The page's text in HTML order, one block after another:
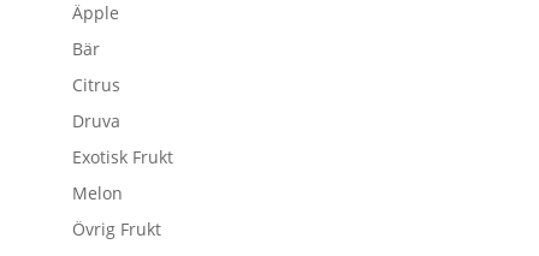
Äpple
Bär
Citrus
Druva
Exotisk Frukt
Melon
Övrig Frukt